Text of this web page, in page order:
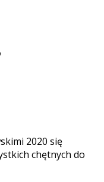
2020 się
chętnych do